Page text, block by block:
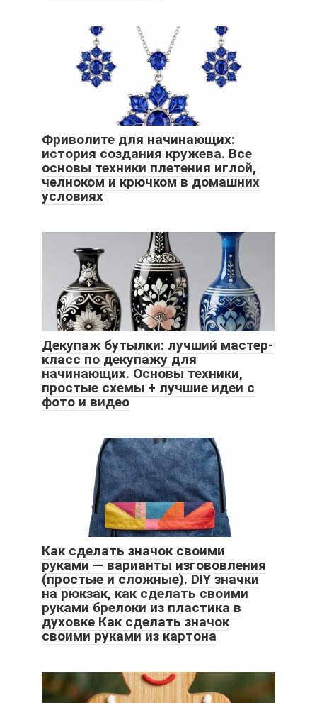
Фриволите для начинающих:
история создания кружева. Все
основы техники плетения иглой,
челноком и крючком в домашних
условиях
Декупаж бутылки: лучший мастер-
класс по декупажу для
начинающих. Основы техники,
простые схемы + лучшие идеи с
фото и видео
Как сделать значок своими
руками — варианты изгововления
(простые и сложные). DIY значки
на рюкзак, как сделать своими
руками брелоки из пластика в
духовке Как сделать значок
своими руками из картона